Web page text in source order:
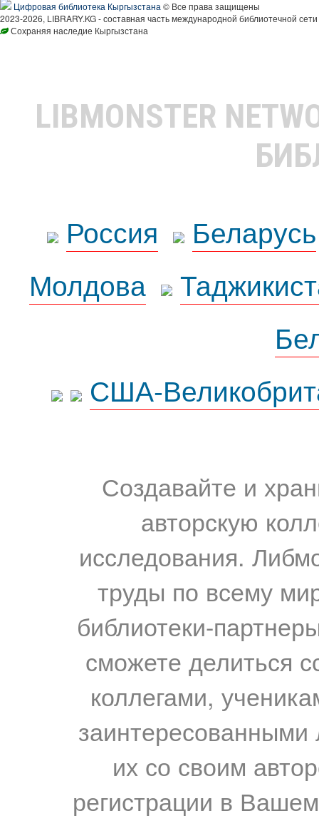
Цифровая библиотека Кыргызстана © Все права защищены
2023-2026, LIBRARY.KG - составная часть международной библиотечной
Сохраняя наследие Кыргызстана
LIBMONSTER
Россия
Беларусь
Молдова
США-
Создавайте и
авторскую
исследования.
труды по всему
библиотеки-
сможете делиться
коллегами,
их со своим
регистрации в